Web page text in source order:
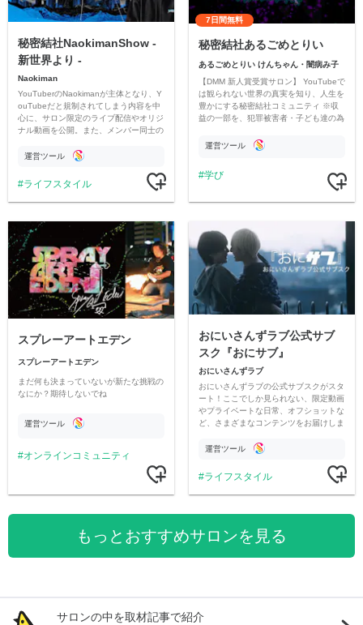
秘密結社NaokimanShow -
新世界より -
Naokiman
YouTuberのNaokimanが主体となり、Y
ouTubeだと規制されてしまう内容を中
心に、サロン限定のライブ配信やオリジ
ナル動画を公開。また、メンバー同士の
ただいています。
運営ツール
ライフスタイル
7日間無料
秘密結社あるごめとりい
あるごめとりい けんちゃん・闇病み子
【DMM 新人賞受賞サロン】 YouTubeで
は観られない世界の真実を知り、人生を
豊かにする秘密結社コミュニティ ※収
益の一部を、犯罪被害者・子ども達の為
す運営ツール
学び
スプレーアートエデン
スプレーアートエデン
まだ何も決まっていないが新たな挑戦の
なにか？期待しないでね
運営ツール
オンラインコミュニティ
おにいさんずラブ公式サブ
スク『おにサブ』
おにいさんずラブ
おにいさんずラブの公式サブスクがスタ
ート！ここでしか見られない、限定動画
やプライベートな日常、オフショットな
ど、さまざまなコンテンツをお届けしま
運営ツール
ライフスタイル
もっとおすすめサロンを見る
サロンの中を取材記事で紹介